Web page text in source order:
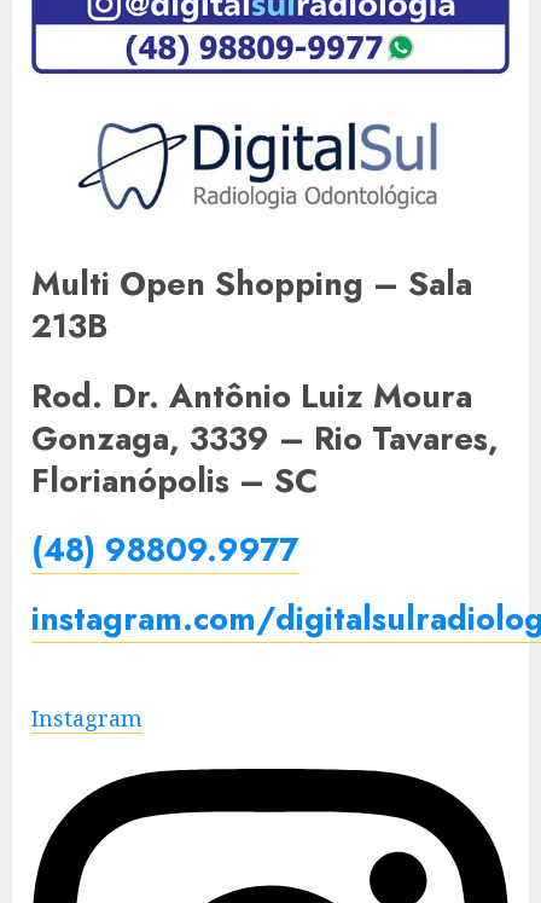
Multi Open Shopping – Sala
213B
Rod. Dr. Antônio Luiz Moura
Gonzaga, 3339 – Rio Tavares,
Florianópolis – SC
(48) 98809.9977
instagram.com/
Instagram